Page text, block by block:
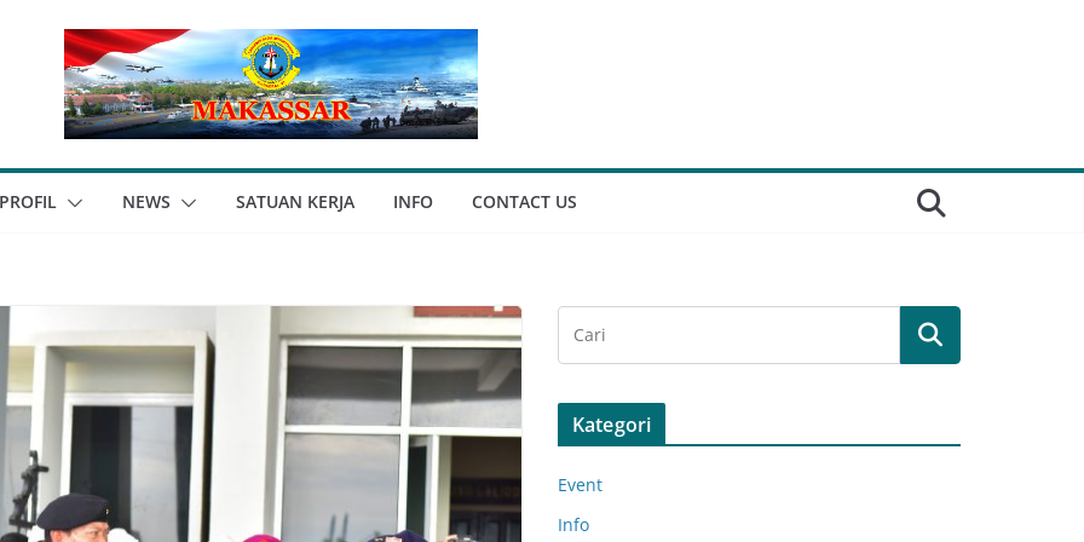
PROFIL NEWS SATUAN KERJA INFO CONTACT US
Kategori
Event
Info